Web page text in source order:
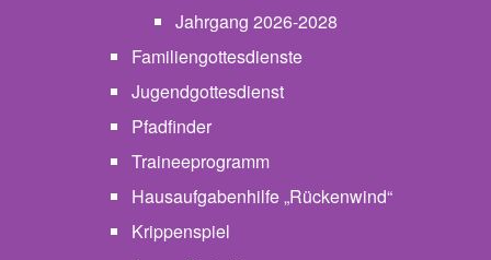
Jahrgang 2026-2028
Familiengottesdienste
Jugendgottesdienst
Pfadfinder
Traineeprogramm
Hausaufgabenhilfe „Rückenwind“
Krippenspiel